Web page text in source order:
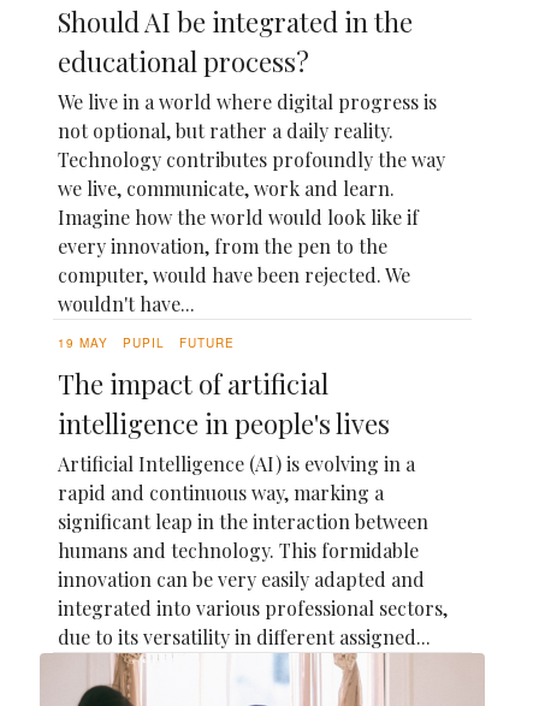
Should AI be integrated in the
educational process?
We live in a world where digital progress is
not optional, but rather a daily reality.
Technology contributes profoundly the way
we live, communicate, work and learn.
Imagine how the world would look like if
every innovation, from the pen to the
computer, would have been rejected. We
wouldn't have...
19 MAY PUPIL FUTURE
The impact of artificial
intelligence in people's lives
Artificial Intelligence (AI) is evolving in a
rapid and continuous way, marking a
significant leap in the interaction between
humans and technology. This formidable
innovation can be very easily adapted and
integrated into various professional sectors,
due to its versatility in different assigned...